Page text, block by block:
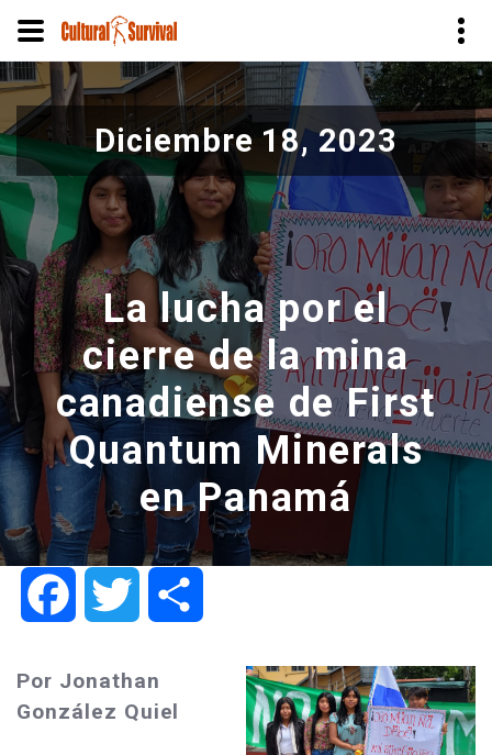
Pasar
al
contenido
principal
Diciembre 18, 2023
La lucha por el
cierre de la mina
canadiense de First
Quantum Minerals
en Panamá
FacebookTwitter
Por Jonathan
González Quiel